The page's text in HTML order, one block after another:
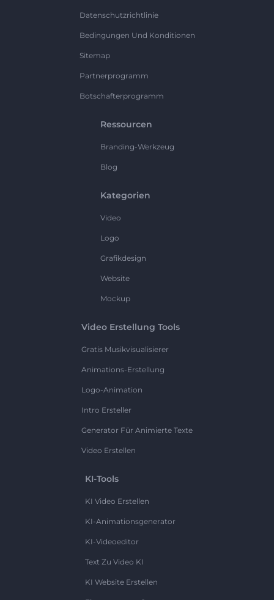
Datenschutzrichtlinie
Bedingungen Und Konditionen
Sitemap
Partnerprogramm
Botschafterprogramm
Ressourcen
Branding-Werkzeug
Blog
Kategorien
Video
Logo
Grafikdesign
Website
Mockup
Video Erstellung Tools
Gratis Musikvisualisierer
Animations-Erstellung
Logo-Animation
Intro Ersteller
Generator Für Animierte Texte
Video Erstellen
KI-Tools
KI Video Erstellen
KI-Animationsgenerator
KI-Videoeditor
Text Zu Video KI
KI Website Erstellen